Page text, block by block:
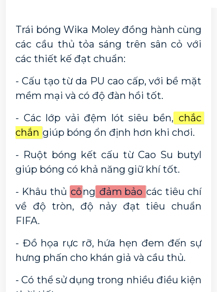
Trái bóng Wika Moley đồng hành cùng
các cầu thủ tỏa sáng trên sân cỏ với
các thiết kế đạt chuẩn:
- Cấu tạo từ da PU cao cấp, với bề mặt
mềm mại và có độ đàn hồi tốt.
- Các lớp vải đệm lót siêu bền, chắc
chắn giúp bóng ổn định hơn khi chơi.
- Ruột bóng kết cấu từ Cao Su butyl
giúp bóng có khả năng giữ khí tốt.
- Khâu thủ công đảm bảo các tiêu chí
về độ tròn, độ nảy đạt tiêu chuẩn
FIFA.
- Đồ họa rực rỡ, hứa hẹn đem đến sự
hưng phấn cho khán giả và cầu thủ.
- Có thể sử dụng trong nhiều điều kiện